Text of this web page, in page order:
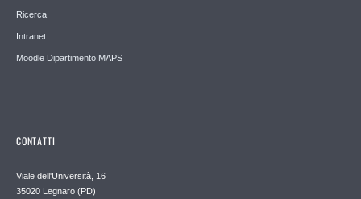
Ricerca
Intranet
Moodle Dipartimento MAPS
CONTATTI
Viale dell'Università, 16
35020 Legnaro (PD)